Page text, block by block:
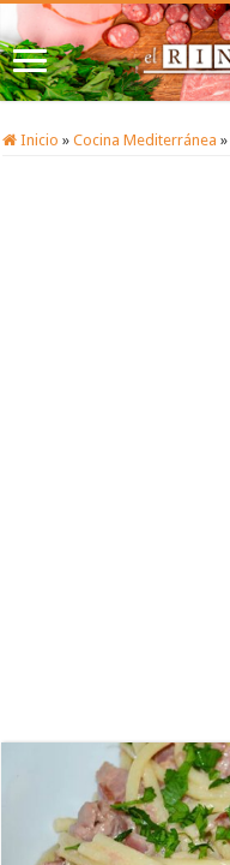
Inicio » Cocina Mediterránea »